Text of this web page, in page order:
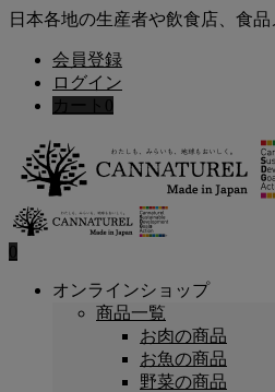
日本各地の生産者や飲食店、食
会員登録
ログイン
カート 0
0
オンラインショップ
商品一覧
お肉の商品
お魚の商品
野菜の商品